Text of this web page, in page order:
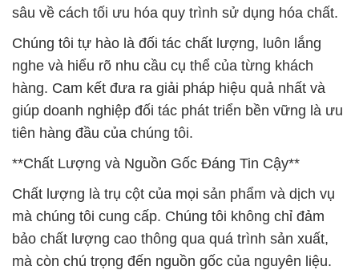
sâu về cách tối ưu hóa quy trình sử dụng hóa chất.
Chúng tôi tự hào là đối tác chất lượng, luôn lắng
nghe và hiểu rõ nhu cầu cụ thể của từng khách
hàng. Cam kết đưa ra giải pháp hiệu quả nhất và
giúp doanh nghiệp đối tác phát triển bền vững là ưu
tiên hàng đầu của chúng tôi.
**Chất Lượng và Nguồn Gốc Đáng Tin Cậy**
Chất lượng là trụ cột của mọi sản phẩm và dịch vụ
mà chúng tôi cung cấp. Chúng tôi không chỉ đảm
bảo chất lượng cao thông qua quá trình sản xuất,
mà còn chú trọng đến nguồn gốc của nguyên liệu.